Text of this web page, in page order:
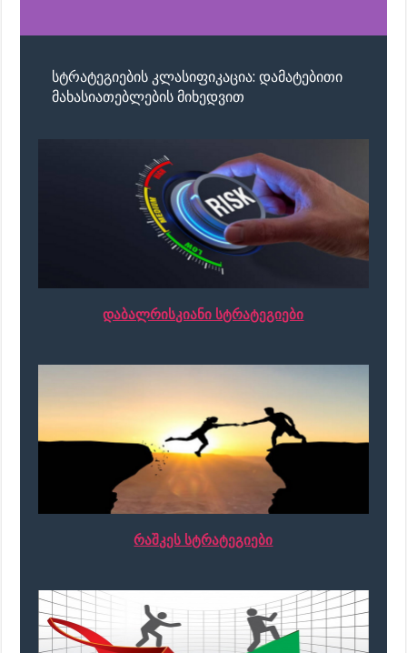
სტრატეგიების კლასიფიკაცია: დამატებითი
მახასიათებლების მიხედვით
დაბალრისკიანი სტრატეგიები
რაშკეს სტრატეგიები